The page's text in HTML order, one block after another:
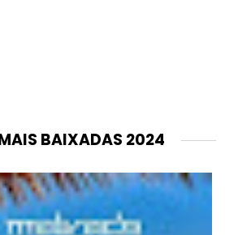
BAIXADAS 2024